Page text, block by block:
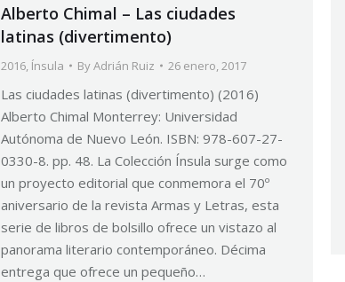
Alberto Chimal – Las ciudades
latinas (divertimento)
2016, Ínsula ByAdrián Ruiz 26 enero, 2017
Las ciudades latinas (divertimento) (2016)
Alberto Chimal Monterrey: Universidad
Autónoma de Nuevo León. ISBN: 978-607-27-
0330-8. pp. 48. La Colección Ínsula surge como
un proyecto editorial que conmemora el 70º
aniversario de la revista Armas y Letras, esta
serie de libros de bolsillo ofrece un vistazo al
panorama literario contemporáneo. Décima
entrega que ofrece un pequeño…